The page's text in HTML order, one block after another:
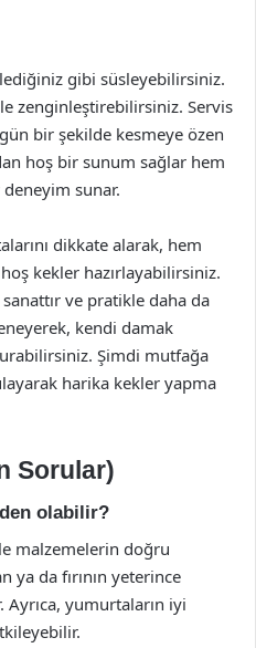
gibi süsleyebilirsiniz.
zenginleştirebilirsiniz. Servis
bir şekilde kesmeye özen
hoş bir sunum sağlar hem
sunar.
dikkate alarak, hem
kekler hazırlayabilirsiniz.
ve pratikle daha da
kendi damak
Şimdi mutfağa
harika kekler yapma
Sorular)
olabilir?
malzemelerin doğru
ya da fırının yeterince
Ayrıca, yumurtaların iyi